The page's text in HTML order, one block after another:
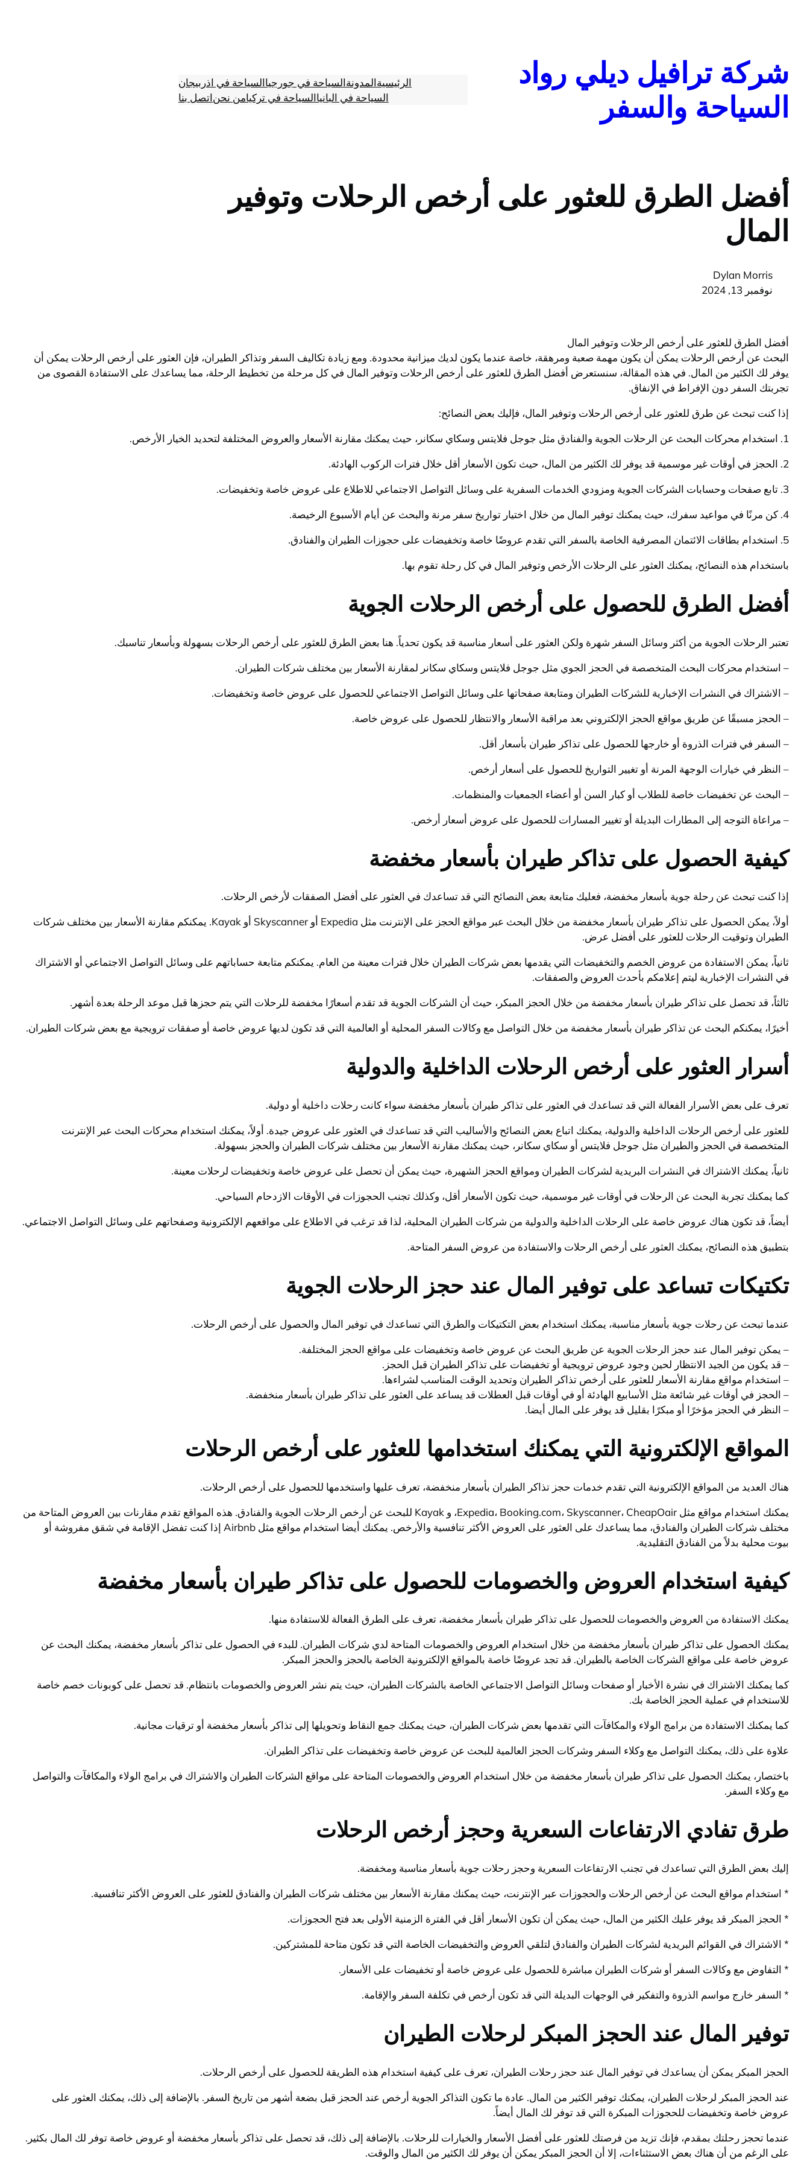
شركة ترافيل ديلي رواد
السياحة والسفر
الرئيسيةالمدونةالسياحة في جورجياالسياحة في اذربيجان
السياحة في البانياالسياحة في تركيامن نحناتصل بنا
أفضل الطرق للعثور على أرخص الرحلات وتوفير
المال
Dylan Morris
نوفمبر 13, 2024
أفضل الطرق للعثور على أرخص الرحلات وتوفير المال
البحث عن أرخص الرحلات يمكن أن يكون مهمة صعبة ومرهقة، خاصة عندما يكون لديك ميزانية محدودة. ومع زيادة تكاليف السفر وتذاكر الطيران، فإن العثور على أرخص الرحلات يمكن أن
يوفر لك الكثير من المال. في هذه المقالة، سنستعرض أفضل الطرق للعثور على أرخص الرحلات وتوفير المال في كل مرحلة من تخطيط الرحلة، مما يساعدك على الاستفادة القصوى من
تجربتك السفر دون الإفراط في الإنفاق.
إذا كنت تبحث عن طرق للعثور على أرخص الرحلات وتوفير المال، فإليك بعض النصائح:
1. استخدام محركات البحث عن الرحلات الجوية والفنادق مثل جوجل فلايتس وسكاي سكانر، حيث يمكنك مقارنة الأسعار والعروض المختلفة لتحديد الخيار الأرخص.
2. الحجز في أوقات غير موسمية قد يوفر لك الكثير من المال، حيث تكون الأسعار أقل خلال فترات الركوب الهادئة.
3. تابع صفحات وحسابات الشركات الجوية ومزودي الخدمات السفرية على وسائل التواصل الاجتماعي للاطلاع على عروض خاصة وتخفيضات.
4. كن مرنًا في مواعيد سفرك، حيث يمكنك توفير المال من خلال اختيار تواريخ سفر مرنة والبحث عن أيام الأسبوع الرخيصة.
5. استخدام بطاقات الائتمان المصرفية الخاصة بالسفر التي تقدم عروضًا خاصة وتخفيضات على حجوزات الطيران والفنادق.
باستخدام هذه النصائح، يمكنك العثور على الرحلات الأرخص وتوفير المال في كل رحلة تقوم بها.
أفضل الطرق للحصول على أرخص الرحلات الجوية
تعتبر الرحلات الجوية من أكثر وسائل السفر شهرة ولكن العثور على أسعار مناسبة قد يكون تحدياً. هنا بعض الطرق للعثور على أرخص الرحلات بسهولة وبأسعار تناسبك.
– استخدام محركات البحث المتخصصة في الحجز الجوي مثل جوجل فلايتس وسكاي سكانر لمقارنة الأسعار بين مختلف شركات الطيران.
– الاشتراك في النشرات الإخبارية للشركات الطيران ومتابعة صفحاتها على وسائل التواصل الاجتماعي للحصول على عروض خاصة وتخفيضات.
– الحجز مسبقًا عن طريق مواقع الحجز الإلكتروني بعد مراقبة الأسعار والانتظار للحصول على عروض خاصة.
– السفر في فترات الذروة أو خارجها للحصول على تذاكر طيران بأسعار أقل.
– النظر في خيارات الوجهة المرنة أو تغيير التواريخ للحصول على أسعار أرخص.
– البحث عن تخفيضات خاصة للطلاب أو كبار السن أو أعضاء الجمعيات والمنظمات.
– مراعاة التوجه إلى المطارات البديلة أو تغيير المسارات للحصول على عروض أسعار أرخص.
كيفية الحصول على تذاكر طيران بأسعار مخفضة
إذا كنت تبحث عن رحلة جوية بأسعار مخفضة، فعليك متابعة بعض النصائح التي قد تساعدك في العثور على أفضل الصفقات لأرخص الرحلات.
أولاً، يمكن الحصول على تذاكر طيران بأسعار مخفضة من خلال البحث عبر مواقع الحجز على الإنترنت مثل Expedia أو Skyscanner أو Kayak. يمكنكم مقارنة الأسعار بين مختلف شركات
الطيران وتوقيت الرحلات للعثور على أفضل عرض.
ثانياً، يمكن الاستفادة من عروض الخصم والتخفيضات التي يقدمها بعض شركات الطيران خلال فترات معينة من العام. يمكنكم متابعة حساباتهم على وسائل التواصل الاجتماعي أو الاشتراك
في النشرات الإخبارية ليتم إعلامكم بأحدث العروض والصفقات.
ثالثاً، قد تحصل على تذاكر طيران بأسعار مخفضة من خلال الحجز المبكر، حيث أن الشركات الجوية قد تقدم أسعارًا مخفضة للرحلات التي يتم حجزها قبل موعد الرحلة بعدة أشهر.
أخيرًا، يمكنكم البحث عن تذاكر طيران بأسعار مخفضة من خلال التواصل مع وكالات السفر المحلية أو العالمية التي قد تكون لديها عروض خاصة أو صفقات ترويجية مع بعض شركات الطيران.
أسرار العثور على أرخص الرحلات الداخلية والدولية
تعرف على بعض الأسرار الفعالة التي قد تساعدك في العثور على تذاكر طيران بأسعار مخفضة سواء كانت رحلات داخلية أو دولية.
للعثور على أرخص الرحلات الداخلية والدولية، يمكنك اتباع بعض النصائح والأساليب التي قد تساعدك في العثور على عروض جيدة. أولاً، يمكنك استخدام محركات البحث عبر الإنترنت
المتخصصة في الحجز والطيران مثل جوجل فلايتس أو سكاي سكانر، حيث يمكنك مقارنة الأسعار بين مختلف شركات الطيران والحجز بسهولة.
ثانياً، يمكنك الاشتراك في النشرات البريدية لشركات الطيران ومواقع الحجز الشهيرة، حيث يمكن أن تحصل على عروض خاصة وتخفيضات لرحلات معينة.
كما يمكنك تجربة البحث عن الرحلات في أوقات غير موسمية، حيث تكون الأسعار أقل، وكذلك تجنب الحجوزات في الأوقات الازدحام السياحي.
أيضاً، قد تكون هناك عروض خاصة على الرحلات الداخلية والدولية من شركات الطيران المحلية، لذا قد ترغب في الاطلاع على مواقعهم الإلكترونية وصفحاتهم على وسائل التواصل الاجتماعي.
بتطبيق هذه النصائح، يمكنك العثور على أرخص الرحلات والاستفادة من عروض السفر المتاحة.
تكتيكات تساعد على توفير المال عند حجز الرحلات الجوية
عندما تبحث عن رحلات جوية بأسعار مناسبة، يمكنك استخدام بعض التكتيكات والطرق التي تساعدك في توفير المال والحصول على أرخص الرحلات.
– يمكن توفير المال عند حجز الرحلات الجوية عن طريق البحث عن عروض خاصة وتخفيضات على مواقع الحجز المختلفة.
– قد يكون من الجيد الانتظار لحين وجود عروض ترويجية أو تخفيضات على تذاكر الطيران قبل الحجز.
– استخدام مواقع مقارنة الأسعار للعثور على أرخص تذاكر الطيران وتحديد الوقت المناسب لشراءها.
– الحجز في أوقات غير شائعة مثل الأسابيع الهادئة أو في أوقات قبل العطلات قد يساعد على العثور على تذاكر طيران بأسعار منخفضة.
– النظر في الحجز مؤخرًا أو مبكرًا بقليل قد يوفر على المال أيضا.
المواقع الإلكترونية التي يمكنك استخدامها للعثور على أرخص الرحلات
هناك العديد من المواقع الإلكترونية التي تقدم خدمات حجز تذاكر الطيران بأسعار منخفضة، تعرف عليها واستخدمها للحصول على أرخص الرحلات.
يمكنك استخدام مواقع مثل Expedia، Booking.com، Skyscanner، CheapOair، و Kayak للبحث عن أرخص الرحلات الجوية والفنادق. هذه المواقع تقدم مقارنات بين العروض المتاحة من
مختلف شركات الطيران والفنادق، مما يساعدك على العثور على العروض الأكثر تنافسية والأرخص. يمكنك أيضا استخدام مواقع مثل Airbnb إذا كنت تفضل الإقامة في شقق مفروشة أو
بيوت محلية بدلاً من الفنادق التقليدية.
كيفية استخدام العروض والخصومات للحصول على تذاكر طيران بأسعار مخفضة
يمكنك الاستفادة من العروض والخصومات للحصول على تذاكر طيران بأسعار مخفضة، تعرف على الطرق الفعالة للاستفادة منها.
يمكنك الحصول على تذاكر طيران بأسعار مخفضة من خلال استخدام العروض والخصومات المتاحة لدي شركات الطيران. للبدء في الحصول على تذاكر بأسعار مخفضة، يمكنك البحث عن
عروض خاصة على مواقع الشركات الخاصة بالطيران. قد تجد عروضًا خاصة بالمواقع الإلكترونية الخاصة بالحجز والحجز المبكر.
كما يمكنك الاشتراك في نشرة الأخبار أو صفحات وسائل التواصل الاجتماعي الخاصة بالشركات الطيران، حيث يتم نشر العروض والخصومات بانتظام. قد تحصل على كوبونات خصم خاصة
للاستخدام في عملية الحجز الخاصة بك.
كما يمكنك الاستفادة من برامج الولاء والمكافآت التي تقدمها بعض شركات الطيران، حيث يمكنك جمع النقاط وتحويلها إلى تذاكر بأسعار مخفضة أو ترقيات مجانية.
علاوة على ذلك، يمكنك التواصل مع وكلاء السفر وشركات الحجز العالمية للبحث عن عروض خاصة وتخفيضات على تذاكر الطيران.
باختصار، يمكنك الحصول على تذاكر طيران بأسعار مخفضة من خلال استخدام العروض والخصومات المتاحة على مواقع الشركات الطيران والاشتراك في برامج الولاء والمكافآت والتواصل
مع وكلاء السفر.
طرق تفادي الارتفاعات السعرية وحجز أرخص الرحلات
إليك بعض الطرق التي تساعدك في تجنب الارتفاعات السعرية وحجز رحلات جوية بأسعار مناسبة ومخفضة.
* استخدام مواقع البحث عن أرخص الرحلات والحجوزات عبر الإنترنت، حيث يمكنك مقارنة الأسعار بين مختلف شركات الطيران والفنادق للعثور على العروض الأكثر تنافسية.
* الحجز المبكر قد يوفر عليك الكثير من المال، حيث يمكن أن تكون الأسعار أقل في الفترة الزمنية الأولى بعد فتح الحجوزات.
* الاشتراك في القوائم البريدية لشركات الطيران والفنادق لتلقي العروض والتخفيضات الخاصة التي قد تكون متاحة للمشتركين.
* التفاوض مع وكالات السفر أو شركات الطيران مباشرة للحصول على عروض خاصة أو تخفيضات على الأسعار.
* السفر خارج مواسم الذروة والتفكير في الوجهات البديلة التي قد تكون أرخص في تكلفة السفر والإقامة.
توفير المال عند الحجز المبكر لرحلات الطيران
الحجز المبكر يمكن أن يساعدك في توفير المال عند حجز رحلات الطيران، تعرف على كيفية استخدام هذه الطريقة للحصول على أرخص الرحلات.
عند الحجز المبكر لرحلات الطيران، يمكنك توفير الكثير من المال. عادة ما تكون التذاكر الجوية أرخص عند الحجز قبل بضعة أشهر من تاريخ السفر. بالإضافة إلى ذلك، يمكنك العثور على
عروض خاصة وتخفيضات للحجوزات المبكرة التي قد توفر لك المال أيضاً.
عندما تحجز رحلتك بمقدم، فإنك تزيد من فرصتك للعثور على أفضل الأسعار والخيارات للرحلات. بالإضافة إلى ذلك، قد تحصل على تذاكر بأسعار مخفضة أو عروض خاصة توفر لك المال بكثير.
على الرغم من أن هناك بعض الاستثناءات، إلا أن الحجز المبكر يمكن أن يوفر لك الكثير من المال والوقت.